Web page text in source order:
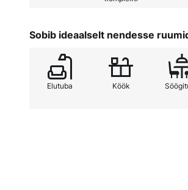
Sobib ideaalselt nendesse
Elutuba Köök